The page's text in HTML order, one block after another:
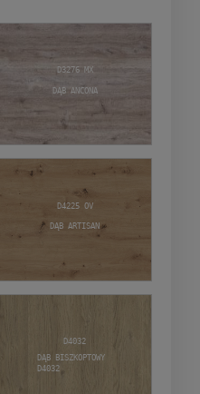
Dąb Ancona
D3276 MX
Dąb Artisan
D4225 OV
Dąb Biszkoptowy
D4032
D4032